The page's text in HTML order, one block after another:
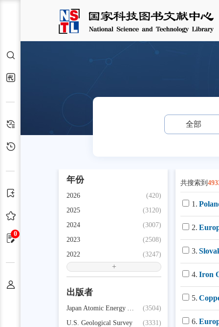
0
全部
年份
(420)
2026
(3120)
2025
(3007)
2024
(2508)
2023
(3247)
2022
+
出版者
(3504)
Japan Atomic Energy Agency (JAEA)
(3331)
U.S. Geological Survey
共搜索到
1.
2.
3.
4. Iron
5.
6.